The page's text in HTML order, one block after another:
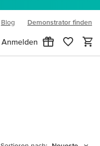
Blog
(opens in new tab)
Demonstrator finden
Anmelden